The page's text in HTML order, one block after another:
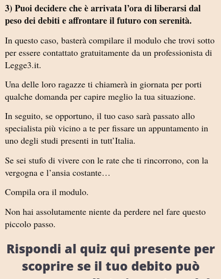
3) Puoi decidere che è arrivata l’ora di liberarsi dal
peso dei debiti e affrontare il futuro con serenità.
In questo caso, basterà compilare il modulo che trovi sotto
per essere contattato gratuitamente da un professionista di
Legge3.it.
Una delle loro ragazze ti chiamerà in giornata per porti
qualche domanda per capire meglio la tua situazione.
In seguito, se opportuno, il tuo caso sarà passato allo
specialista più vicino a te per fissare un appuntamento in
uno degli studi presenti in tutt’Italia.
Se sei stufo di vivere con le rate che ti rincorrono, con la
vergogna e l’ansia costante…
Compila ora il modulo.
Non hai assolutamente niente da perdere nel fare questo
piccolo passo.
Rispondi al quiz qui presente per
scoprire se il tuo debito può